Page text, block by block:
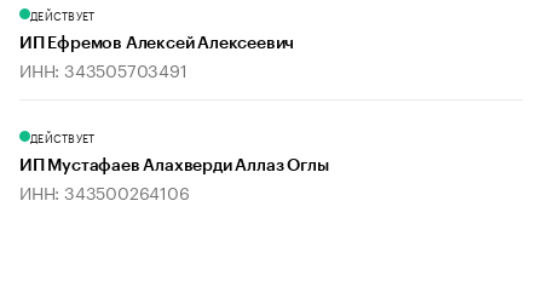
ДЕЙСТВУЕТ
ИП Ефремов Алексей Алексеевич
ИНН: 343505703491
ДЕЙСТВУЕТ
ИП Мустафаев Алахверди Аллаз Оглы
ИНН: 343500264106